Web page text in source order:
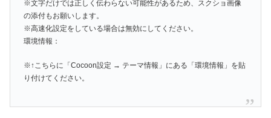
※文字だけでは正しく伝わらない可能性があるため、スクショ画像
の添付もお願いします。
※高速化設定をしている場合は無効にしてください。
環境情報：
※↑こちらに「Cocoon設定 → テーマ情報」にある「環境情報」を貼
り付けてください。